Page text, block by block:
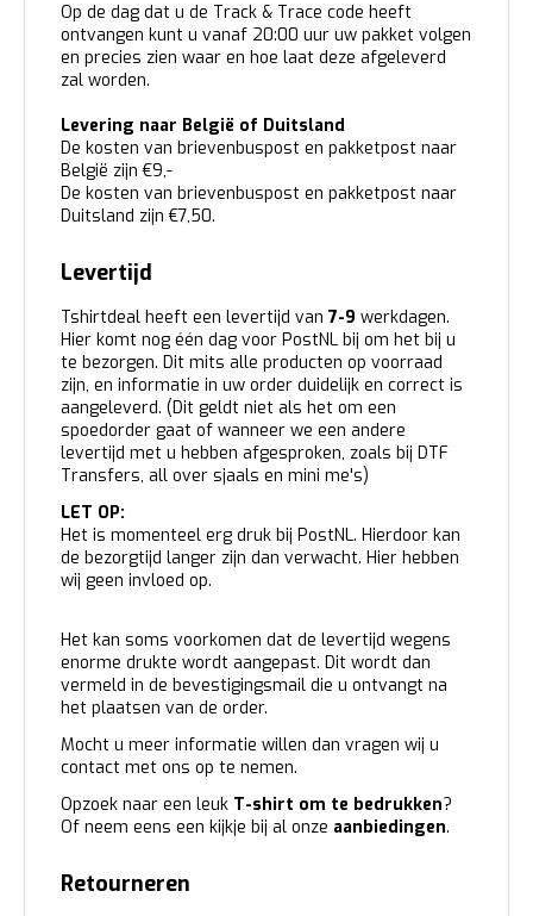
Op de dag dat u de Track & Trace code heeft
ontvangen kunt u vanaf 20:00 uur uw pakket volgen
en precies zien waar en hoe laat deze afgeleverd
zal worden.
Levering naar België of Duitsland
De kosten van brievenbuspost en pakketpost naar
België zijn €9,-
De kosten van brievenbuspost en pakketpost naar
Duitsland zijn €7,50.
Levertijd
Tshirtdeal heeft een levertijd van 7-9 werkdagen.
Hier komt nog één dag voor PostNL bij om het bij u
te bezorgen. Dit mits alle producten op voorraad
zijn, en informatie in uw order duidelijk en correct is
aangeleverd. (Dit geldt niet als het om een
spoedorder gaat of wanneer we een andere
levertijd met u hebben afgesproken, zoals bij DTF
Transfers, all over sjaals en mini me's)
LET OP:
Het is momenteel erg druk bij PostNL. Hierdoor kan
de bezorgtijd langer zijn dan verwacht. Hier hebben
wij geen invloed op.
Het kan soms voorkomen dat de levertijd wegens
enorme drukte wordt aangepast. Dit wordt dan
vermeld in de bevestigingsmail die u ontvangt na
het plaatsen van de order.
Mocht u meer informatie willen dan vragen wij u
contact met ons op te nemen.
Opzoek naar een leuk T-shirt om te bedrukken?
Of neem eens een kijkje bij al onze aanbiedingen.
Retourneren